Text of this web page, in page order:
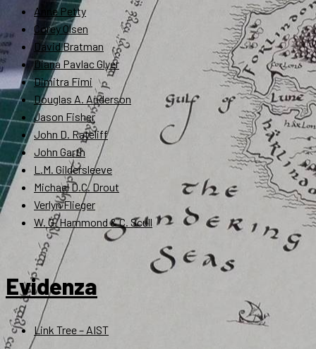
Anne Petty
Corey Olsen
David Bratman
Diana Pavlac Glyer
Dimitra Fimi
Douglas A. Anderson
Jason Fisher
John D. Rateliff
John Garth
L.M. Gildersleeve
Michael D.C. Drout
Verlyn Flieger
W. G. Hammond & C. Scull
Evidenza
Link Tree – AIST